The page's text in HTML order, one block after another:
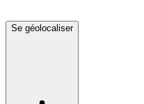
Se géolocaliser